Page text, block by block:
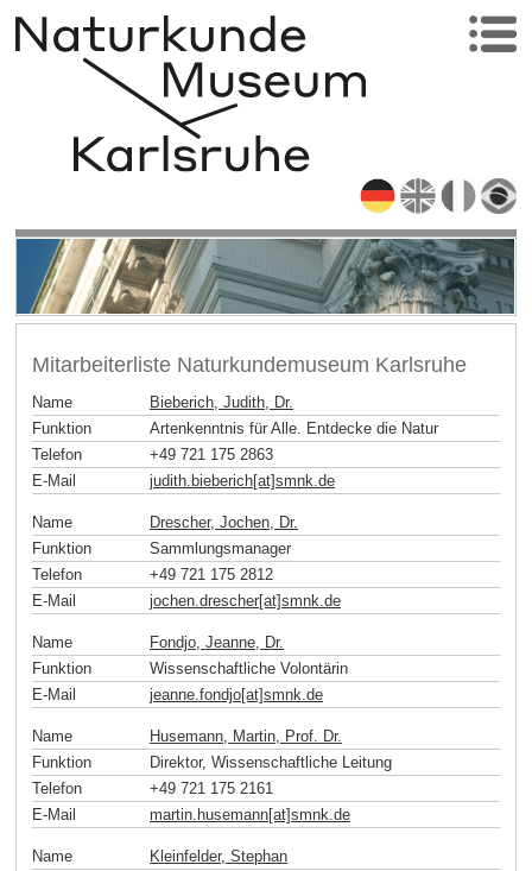
Mitarbeiterliste Naturkundemuseum Karlsruhe
Name
Bieberich, Judith, Dr.
Funktion
Artenkenntnis für Alle. Entdecke die Natur
Telefon
+49 721 175 2863
E-Mail
judith.bieberich[at]smnk.de
Name
Drescher, Jochen, Dr.
Funktion
Sammlungsmanager
Telefon
+49 721 175 2812
E-Mail
jochen.drescher[at]smnk.de
Name
Fondjo, Jeanne, Dr.
Funktion
Wissenschaftliche Volontärin
E-Mail
jeanne.fondjo[at]smnk.de
Name
Husemann, Martin, Prof. Dr.
Funktion
Direktor, Wissenschaftliche Leitung
Telefon
+49 721 175 2161
E-Mail
martin.husemann[at]smnk de
Name
Kleinfelder, Stephan